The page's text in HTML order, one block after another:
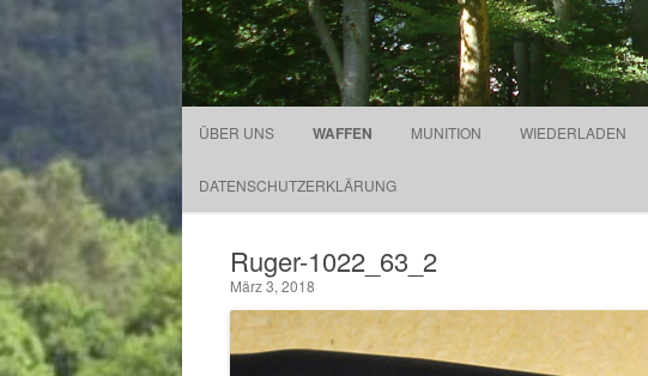
ÜBER UNS WAFFEN MUNITION WIEDERLADEN
DATENSCHUTZERKLÄRUNG
Ruger-1022_63_2
März 3, 2018